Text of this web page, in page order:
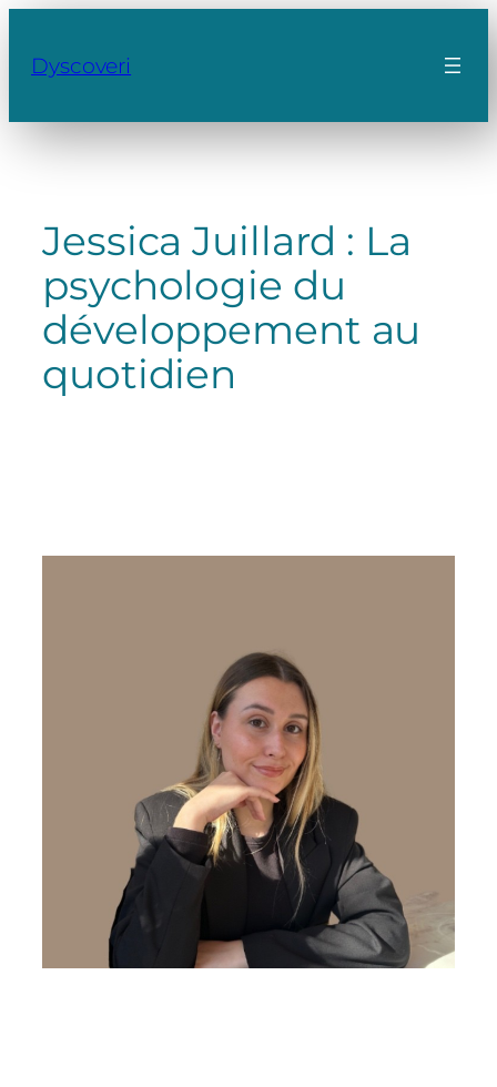
contenu
Dyscoveri
Jessica Juillard : La
psychologie du
développement au
quotidien